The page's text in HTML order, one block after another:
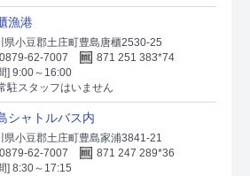
漁港
県小豆郡土庄町豊島唐櫃2530-25
0879-62-7007
871 251 383*74
] 9:00～16:00
駐スタッフはいません
シャトルバス内
県小豆郡土庄町豊島家浦3841-21
0879-62-7007
871 247 289*36
] 8:30～17:15